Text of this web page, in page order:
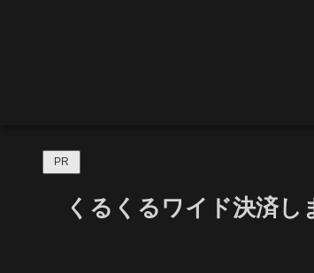
PR
くるくるワイド決済し